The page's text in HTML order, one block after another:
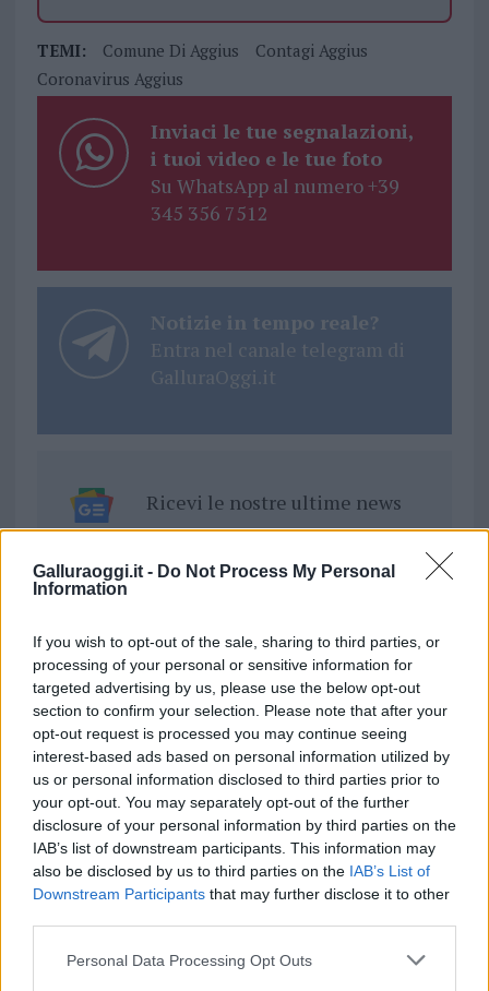
Galluraoggi.it - Do Not Process My Personal
Information
If you wish to opt-out of the sale, sharing to third parties, or
processing of your personal or sensitive information for
targeted advertising by us, please use the below opt-out
section to confirm your selection. Please note that after your
opt-out request is processed you may continue seeing
interest-based ads based on personal information utilized by
us or personal information disclosed to third parties prior to
your opt-out. You may separately opt-out of the further
disclosure of your personal information by third parties on the
IAB’s list of downstream participants. This information may
also be disclosed by us to third parties on the IAB’s List of
Downstream Participants that may further disclose it to other
Please note that this website/app uses one or more Google
Personal Data Processing Opt Outs
TEMI: Comune Di Aggius
Contagi Aggius
Coronavirus Aggius
Inviaci le tue segnalazioni,
i tuoi video e le tue foto
Su WhatsApp al numero +39
345 356 7512
Notizie in tempo reale?
Entra nel canale telegram di
GalluraOggi.it
Ricevi le nostre ultime news
daGoogle News
Condividi l'articolo
F
a
ce
b
o
o
k
T
w
it
te
r
Pi
n
te
re
st
W
h
at
s
A
p
p
S
h
a
re
Articolo precedente
Prossimo articolo
NOTIZIE RECENTI
Rapina a Porto Rotondo, due uomini fermati dai